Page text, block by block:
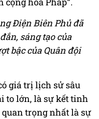
Điện Biên Phủ đã
sáng tạo của
bậc của Quân đội
giá trị lịch sử sâu
to lớn, là sự kết tinh
trọng nhất là sự